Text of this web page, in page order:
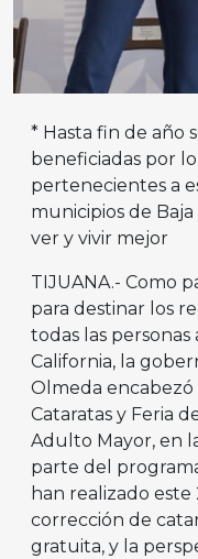
* Hasta fin de año
beneficiadas por
pertenecientes a
municipios de
ver y vivir mejor
TIJUANA.- Como
para destinar los
todas las
California, la
Olmeda
Cataratas y Feria
Adulto Mayor, en
parte del
han realizado
corrección de
gratuita, y la